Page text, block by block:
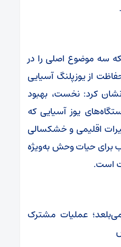
سه موضوع اصلی را در
از یوزپلنگ آسیایی
کرد: نخست، بهبود
یوز آسیایی که
اقلیمی و خشکسالی
برای حیات وحش به‌ویژه
است.
عملیات مشترک